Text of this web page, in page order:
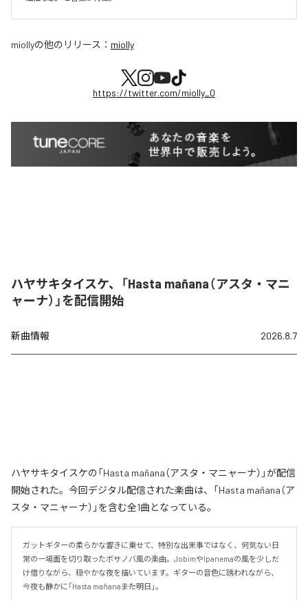
miollyの他のリリース： miolly
https://twitter.com/miolly_0
ハヤサキタイスケ、「Hasta mañana（アスタ・マニ
ャーナ）」を配信開始
新曲情報 2026.8.7
ハヤサキタイスケの「Hasta mañana（アスタ・マニャーナ）」が配信
開始された。今回デジタル配信された楽曲は、「Hasta mañana（ア
スタ・マニャーナ）」を含む全1曲となっている。
ガットギターの柔らかな響きに乗せて、特別な出来事ではなく、何気ない日
常の一場面を切り取ったボサノバ風の楽曲。JobimやIpanemaの風を少しだ
け借りながら、穏やかな夜を描いています。ギターの音色に誘われながら、
今夜も静かに「Hasta mañana――また明日」。